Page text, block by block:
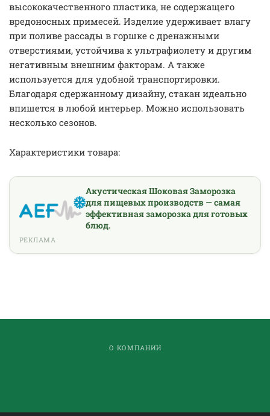
высококачественного пластика, не содержащего
вредоносных примесей. Изделие удерживает влагу
при поливе рассады в горшке с дренажными
отверстиями, устойчива к ультрафиолету и другим
негативным внешним факторам. А также
используется для удобной транспортировки.
Благодаря сдержанному дизайну, стакан идеально
впишется в любой интерьер. Можно использовать
несколько сезонов.
Характеристики товара:
Акустическая Шоковая Заморозка
для пищевых производств — самая
эффективная заморозка для готовых
блюд.
РЕКЛАМА
О КОМПАНИИ